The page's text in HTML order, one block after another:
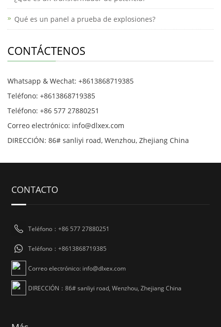
Qué es un panel a prueba de explosiones?
CONTÁCTENOS
Whatsapp & Wechat: +8613868719385
Teléfono: +8613868719385
Teléfono: +86 577 27880251
Correo electrónico: info@dlxex.com
DIRECCIÓN: 86# sanliyi road, Wenzhou, Zhejiang China
CONTACTO
Teléfono：+86 577 27880251
Teléfono：+8613868719385
Correo electrónico: info@dlxex.com
DIRECCIÓN：86# sanliyi road, Wenzhou, Zhejiang China